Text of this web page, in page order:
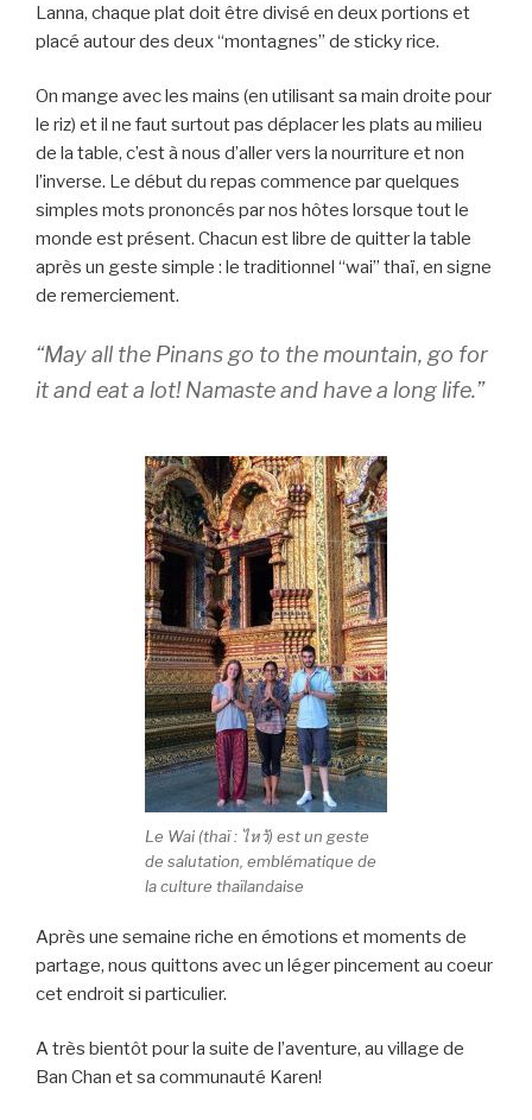
Lanna, chaque plat doit être divisé en deux portions et
placé autour des deux “montagnes” de sticky rice.
On mange avec les mains (en utilisant sa main droite pour
le riz) et il ne faut surtout pas déplacer les plats au milieu
de la table, c’est à nous d’aller vers la nourriture et non
l’inverse. Le début du repas commence par quelques
simples mots prononcés par nos hôtes lorsque tout le
monde est présent. Chacun est libre de quitter la table
après un geste simple : le traditionnel “wai” thaï, en signe
de remerciement.
“May all the Pinans go to the mountain, go for
it and eat a lot! Namaste and have a long life.”
Le Wai (thaï : ไหว้) est un geste
de salutation, emblématique de
la culture thaïlandaise
Après une semaine riche en émotions et moments de
partage, nous quittons avec un léger pincement au coeur
cet endroit si particulier.
A très bientôt pour la suite de l’aventure, au village de
Ban Chan et sa communauté Karen!